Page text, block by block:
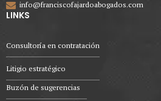
info@franciscofajardoabogados.com
LINKS
Consultoría en contratación
Litigio estratégico
Buzón de sugerencias